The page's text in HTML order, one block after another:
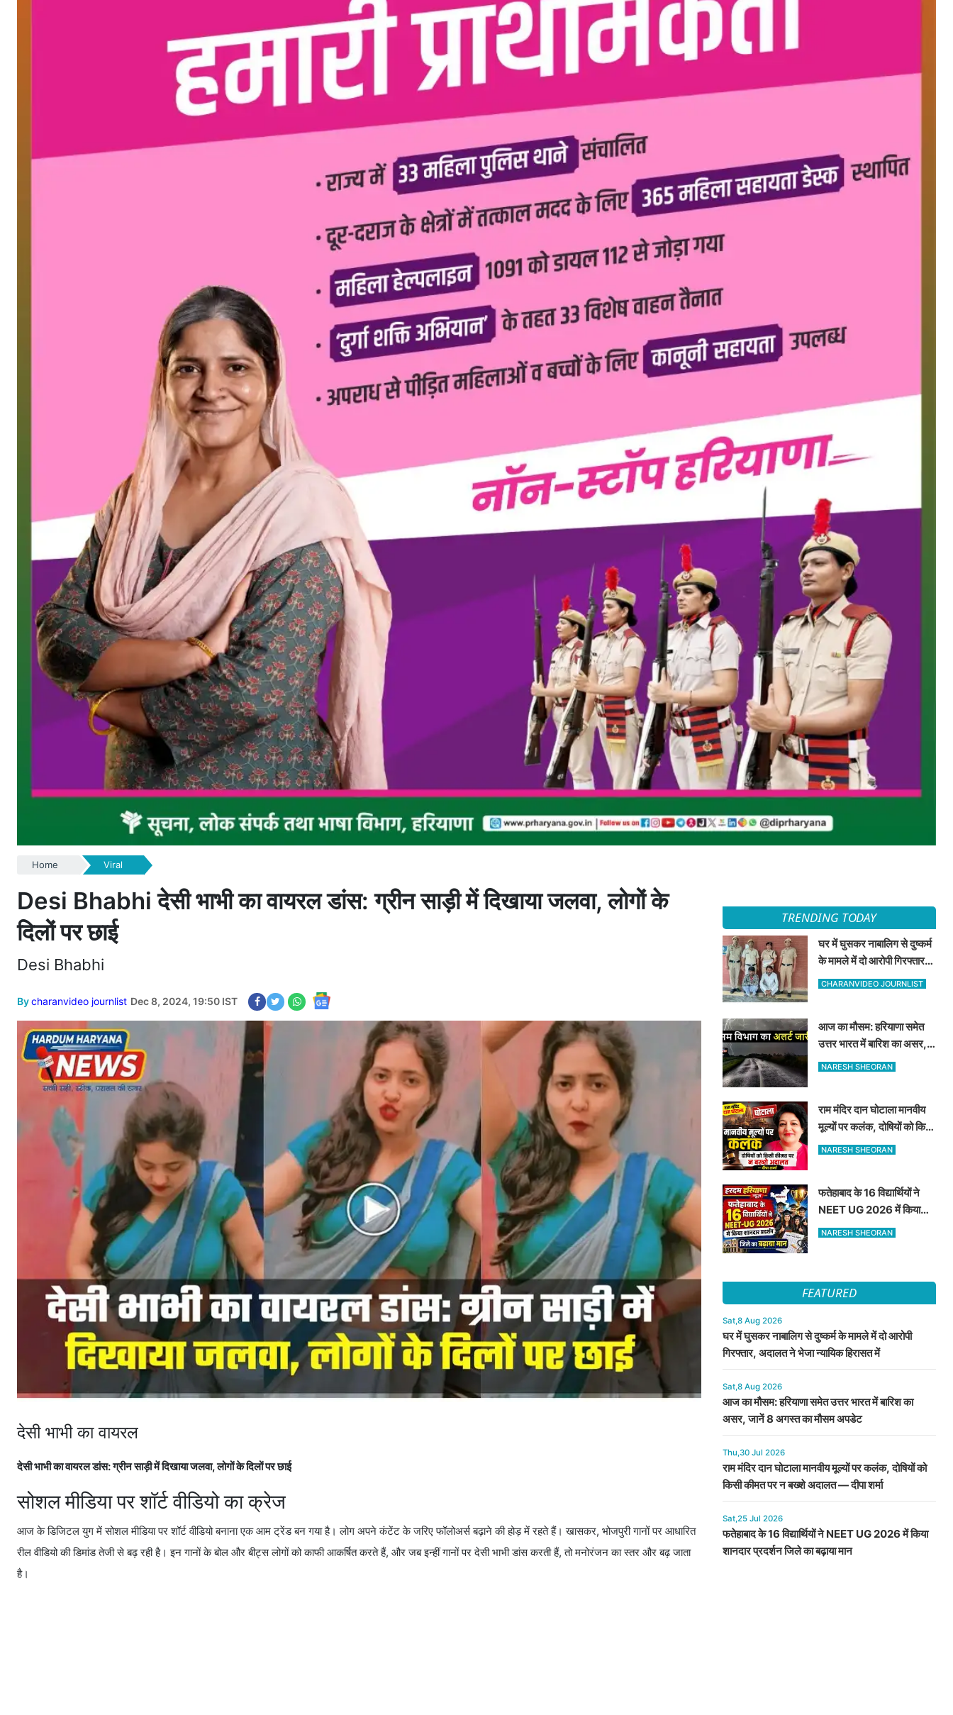
Home Viral
Desi Bhabhi देसी भाभी का वायरल डांस: ग्रीन साड़ी में दिखाया जलवा, लोगों के
दिलों पर छाई
Desi Bhabhi
Bycharanvideo journlist Dec 8, 2024, 19:50 IST
देसी भाभी का वायरल
देसी भाभी का वायरल डांस: ग्रीन साड़ी में दिखाया जलवा, लोगों के दिलों पर छाई
सोशल मीडिया पर शॉर्ट वीडियो का क्रेज
आज के डिजिटल युग में सोशल मीडिया पर शॉर्ट वीडियो बनाना एक आम ट्रेंड बन गया है। लोग अपने कंटेंट के जरिए फॉलोअर्स बढ़ाने की होड़ में रहते हैं। खासकर, भोजपुरी गानों पर आधारित
रील वीडियो की डिमांड तेजी से बढ़ रही है। इन गानों के बोल और बीट्स लोगों को काफी आकर्षित करते हैं, और जब इन्हीं गानों पर देसी भाभी डांस करती हैं, तो मनोरंजन का स्तर और बढ़ जाता
है।
TRENDING TODAY
घर में घुसकर नाबालिग से दुष्कर्म
के मामले में दो आरोपी गिरफ्तार,
अदालत ने भेजा न्यायिक हिरासत
CHARANVIDEO JOURNLIST
आज का मौसम: हरियाणा समेत
उत्तर भारत में बारिश का असर,
जानें 8 अगस्त का मौसम अपडेट
NARESH SHEORAN
राम मंदिर दान घोटाला मानवीय
मूल्यों पर कलंक, दोषियों को किसी
कीमत पर न बख्शे अदालत —
NARESH SHEORAN
फतेहाबाद के 16 विद्यार्थियों ने
NEET UG 2026 में किया
शानदार प्रदर्शन जिले का बढ़ाया
NARESH SHEORAN
FEATURED
Sat,8 Aug 2026
घर में घुसकर नाबालिग से दुष्कर्म के मामले में दो आरोपी
गिरफ्तार, अदालत ने भेजा न्यायिक हिरासत में
Sat,8 Aug 2026
आज का मौसम: हरियाणा समेत उत्तर भारत में बारिश का
असर, जानें 8 अगस्त का मौसम अपडेट
Thu,30 Jul 2026
राम मंदिर दान घोटाला मानवीय मूल्यों पर कलंक, दोषियों को
किसी कीमत पर न बख्शे अदालत — दीपा शर्मा
Sat,25 Jul 2026
फतेहाबाद के 16 विद्यार्थियों ने NEET UG 2026 में किया
शानदार प्रदर्शन जिले का बढ़ाया मान